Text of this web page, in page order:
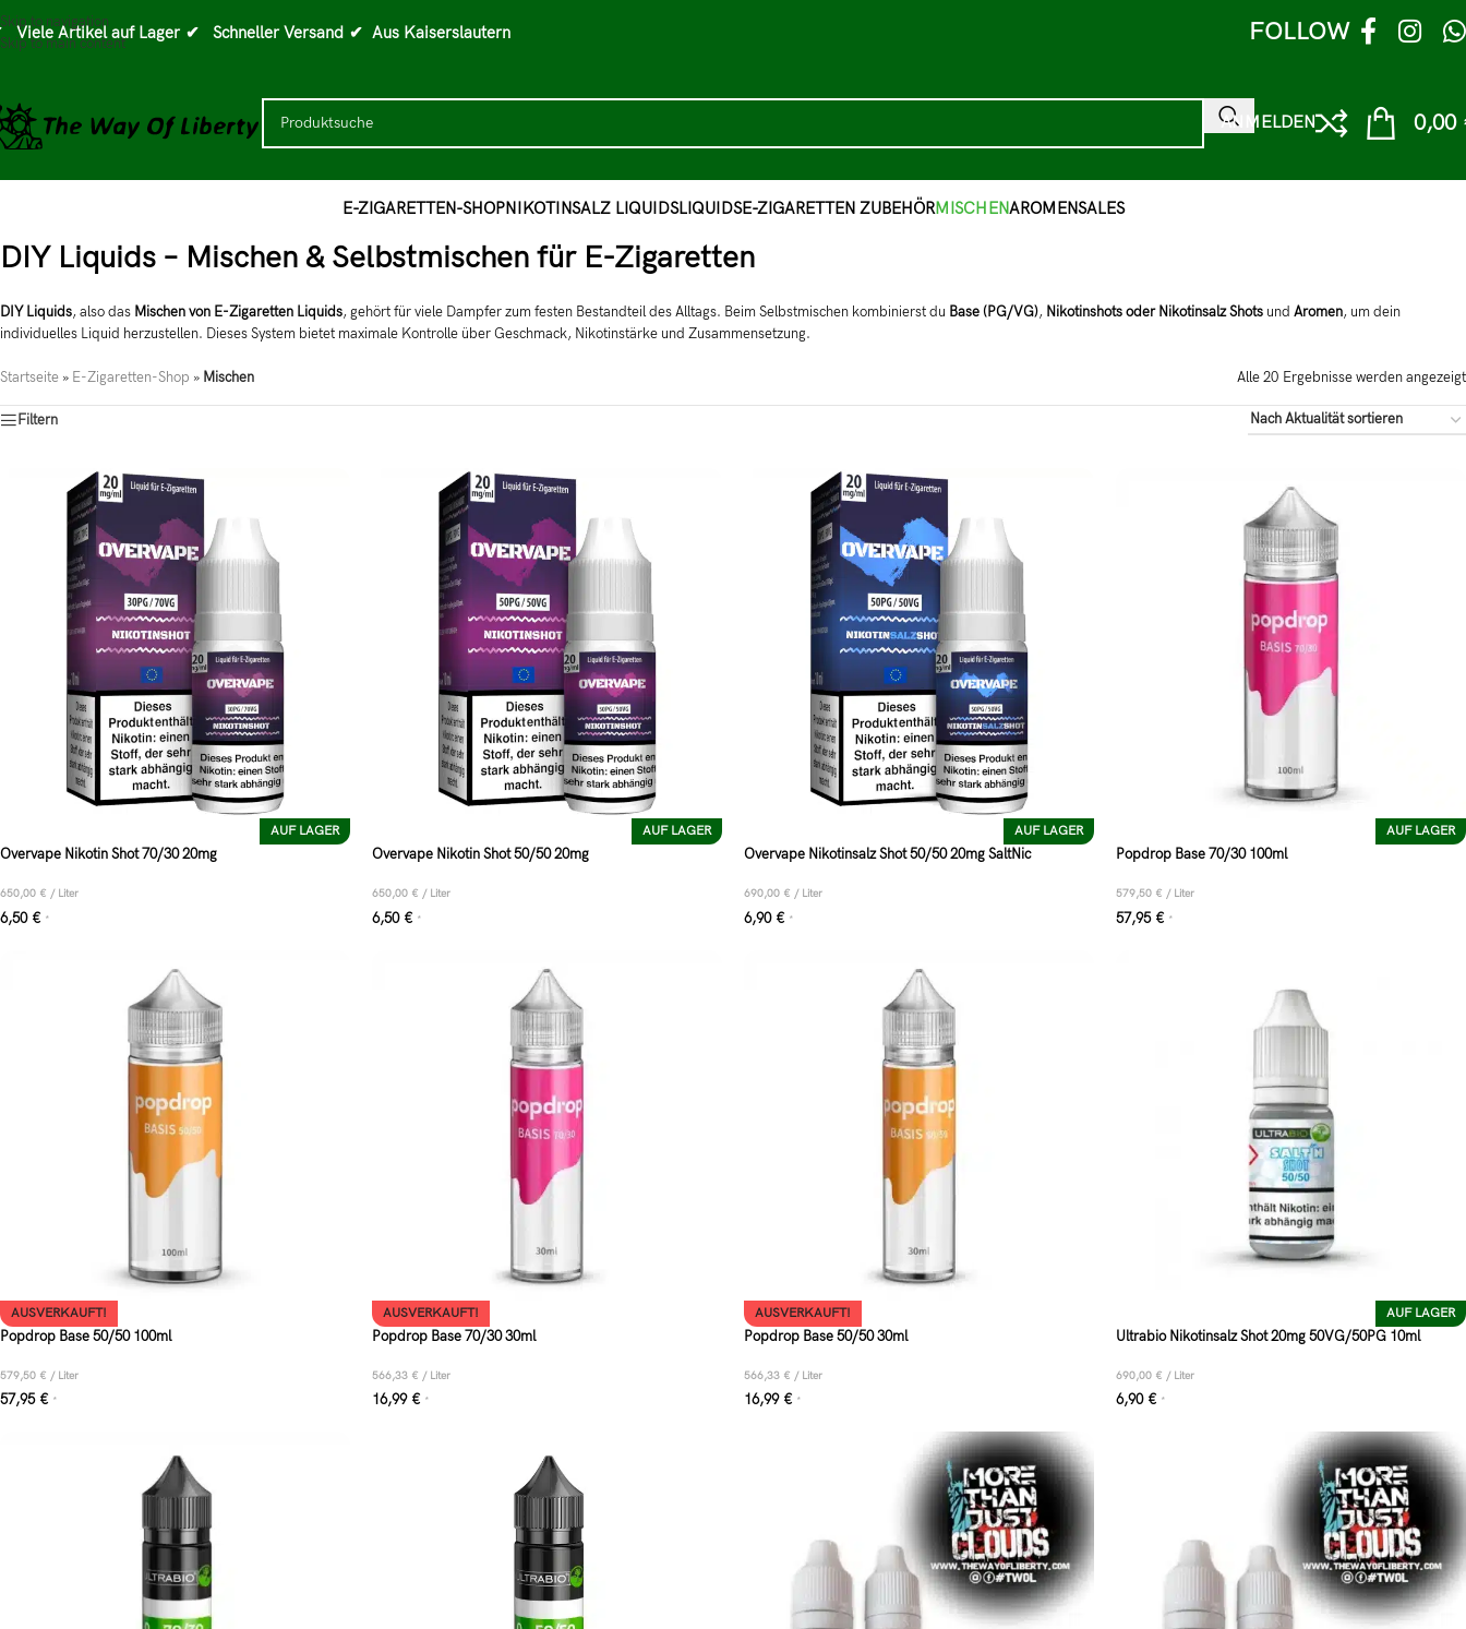
Skip to navigation
Skip to main content
Viele Artikel auf Lager ✔ Schneller Versand ✔ Aus Kaiserslautern FOLLOW
ANMELDEN 0,00
E-ZIGARETTEN-SHOPNIKOTINSALZ LIQUIDSLIQUIDSE-ZIGARETTEN ZUBEHÖRMISCHENAROMENSALES
DIY Liquids – Mischen & Selbstmischen für E-Zigaretten
DIY Liquids, also das Mischen von E-Zigaretten Liquids, gehört für viele Dampfer zum festen Bestandteil des Alltags. Beim Selbstmischen kombinierst du Base (PG/VG), Nikotinshots oder Nikotinsalz Shots und Aromen, um dein
individuelles Liquid herzustellen. Dieses System bietet maximale Kontrolle über Geschmack, Nikotinstärke und Zusammensetzung.
Startseite » E-Zigaretten-Shop » Mischen Alle 20 Ergebnisse werden angezeigt
Filtern
AUF LAGER
Overvape Nikotin Shot 70/30 20mg
650,00 € / Liter
6,50 € *
AUF LAGER
Overvape Nikotin Shot 50/50 20mg
650,00 € / Liter
6,50 € *
AUF LAGER
Overvape Nikotinsalz Shot 50/50 20mg SaltNic
690,00 € / Liter
6,90 € *
AUF LAGER
Popdrop Base 70/30 100ml
579,50 € / Liter
57,95 € *
AUSVERKAUFT!
Popdrop Base 50/50 100ml
579,50 € / Liter
57,95 € *
AUSVERKAUFT!
Popdrop Base 70/30 30ml
566,33 € / Liter
16,99 € *
AUSVERKAUFT!
Popdrop Base 50/50 30ml
566,33 € / Liter
16,99 € *
AUF LAGER
Ultrabio Nikotinsalz Shot 20mg 50VG/50PG 10ml
690,00 € / Liter
6,90 € *